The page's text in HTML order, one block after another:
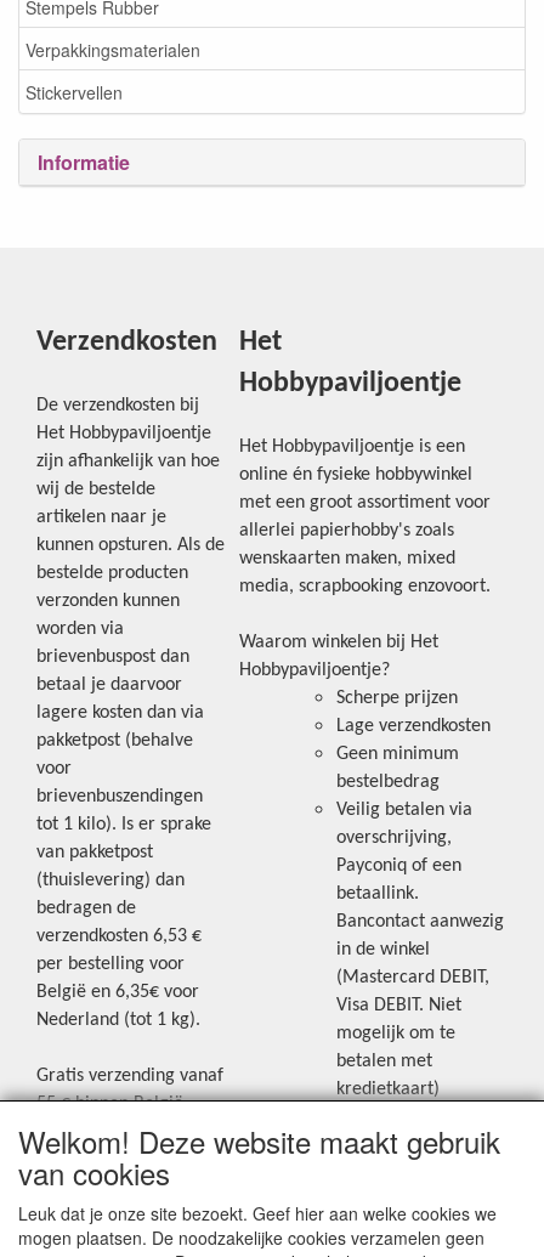
Stempels Rubber
Verpakkingsmaterialen
Stickervellen
Informatie
Verzendkosten
De verzendkosten bij
Het Hobbypaviljoentje
zijn afhankelijk van hoe
wij de bestelde
artikelen naar je
kunnen opsturen. Als de
bestelde producten
verzonden kunnen
worden via
brievenbuspost dan
betaal je daarvoor
lagere kosten dan via
pakketpost (behalve
voor
brievenbuszendingen
tot 1 kilo). Is er sprake
van pakketpost
(thuislevering) dan
bedragen de
verzendkosten 6,53 €
per bestelling voor
België en 6,35€ voor
Nederland (tot 1 kg).
Gratis verzending vanaf
55 € binnen België.
Gratis verzending vanaf
65 € naar Nederland.
Levering andere
landen: geen gratis
verzending, portkosten
Het
Hobbypaviljoentje
Het Hobbypaviljoentje is een
online én fysieke hobbywinkel
met een groot assortiment voor
allerlei papierhobby's zoals
wenskaarten maken, mixed
media, scrapbooking enzovoort.
Waarom winkelen bij Het
Hobbypaviljoentje?
Scherpe prijzen
Lage verzendkosten
Geen minimum
bestelbedrag
Veilig betalen via
overschrijving,
Payconiq of een
betaallink.
Bancontact aanwezig
in de winkel
(Mastercard DEBIT,
Visa DEBIT. Niet
mogelijk om te
betalen met
kredietkaart)
Blijf op de hoogte van de laatste
onze Facebookpagina.
Welkom! Deze website maakt gebruik
van cookies
Leuk dat je onze site bezoekt. Geef hier aan welke cookies we
mogen plaatsen. De noodzakelijke cookies verzamelen geen